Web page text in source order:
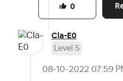
0
Cla-E0
Level 5
‎08-10-2022 07:59